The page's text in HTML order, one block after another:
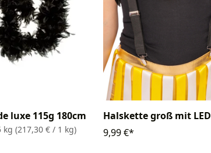
luxe 115g 180cm
kg (217,30 € / 1 kg)
Halskette groß mit LED
9,99 €*